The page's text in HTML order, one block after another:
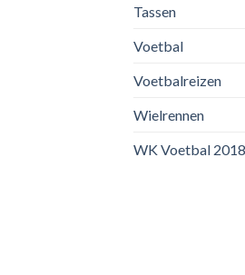
Tassen
Voetbal
Voetbalreizen
Wielrennen
WK Voetbal 2018